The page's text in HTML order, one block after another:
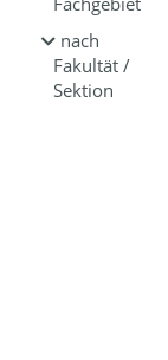
nach
Fakultät /
Sektion